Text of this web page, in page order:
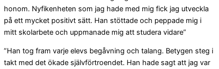
honom. Nyfikenheten som jag hade med mig fick jag utveckla
på ett mycket positivt sätt. Han stöttade och peppade mig i
mitt skolarbete och uppmanade mig att studera vidare”
”Han tog fram varje elevs begåvning och talang. Betygen steg i
takt med det ökade självförtroendet. Han hade sagt att jag var